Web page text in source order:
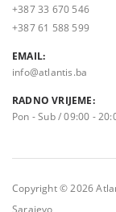
+387 33 670 546
+387 61 588 599
EMAIL:
info@atlantis.ba
RADNO VRIJEME:
Pon - Sub / 09:00 -
Copyright © 2026
Sarajevo